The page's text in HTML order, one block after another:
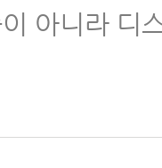
아니라 디